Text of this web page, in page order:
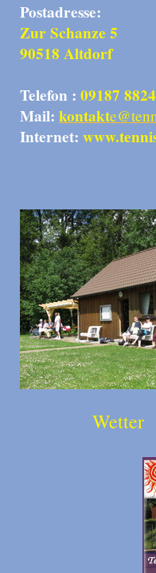
Postadresse:
Zur Schanze 5
90518 Altdorf
Telefon : 09187 8824
Mail: kontakt
Internet:
Wetter